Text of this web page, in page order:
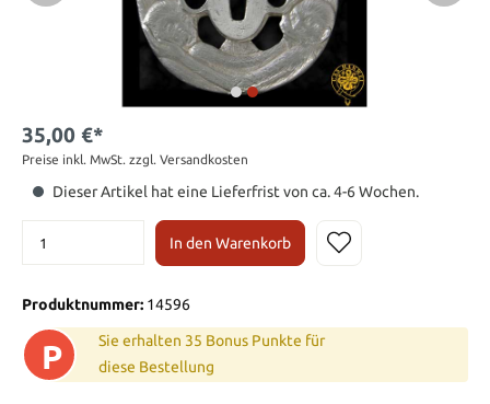
35,00 €*
Preise inkl. MwSt. zzgl. Versandkosten
Dieser Artikel hat eine Lieferfrist von ca. 4-6 Wochen.
In den Warenkorb
Produktnummer: 14596
P
Sie erhalten 35 Bonus Punkte für
diese Bestellung